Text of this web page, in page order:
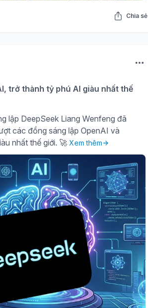
Chia sẻ
trở thành tỷ phú AI giàu nhất thế
lập DeepSeek Liang Wenfeng đã
các đồng sáng lập OpenAI và
nhất thế giới. 🚀 Xem thêm